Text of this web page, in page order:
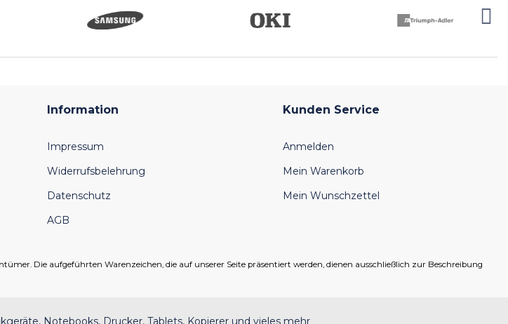
Information
Impressum
Widerrufsbelehrung
Datenschutz
AGB
Kunden Service
Anmelden
Mein Warenkorb
Mein Wunschzettel
Die aufgeführten Warenzeichen, die auf unserer Seite präsentiert werden, dienen ausschließlich zur Beschreibung
Notebooks, Drucker, Tablets, Kopierer und vieles mehr